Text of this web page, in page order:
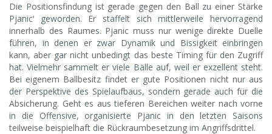
Die Positionsfindung ist gerade gegen den Ball zu einer Stärke
Pjanic‘ geworden. Er staffelt sich mittlerweile hervorragend
innerhalb des Raumes. Pjanic muss nur wenige direkte Duelle
führen, in denen er zwar Dynamik und Bissigkeit einbringen
kann, aber gar nicht unbedingt das beste Timing für den Zugriff
hat. Vielmehr sammelt er viele Bälle auf, weil er exzellent steht.
Bei eigenem Ballbesitz findet er gute Positionen nicht nur aus
der Perspektive des Spielaufbaus, sondern gerade auch für die
Absicherung. Geht es aus tieferen Bereichen weiter nach vorne
in die Offensive, organisierte Pjanic in den letzten Saisons
teilweise beispielhaft die Rückraumbesetzung im Angriffsdrittel.